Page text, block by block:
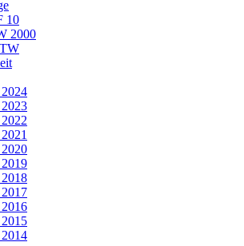
10
2000